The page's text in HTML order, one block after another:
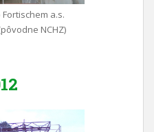
a.s.
NCHZ)